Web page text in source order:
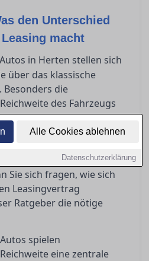
Alle Cookies ablehnen
Datenschutzerklärung
den Unterschied
macht
in Herten stellen sich
über das klassische
Besonders die
des Fahrzeugs
geregelt sein. Zudem
und besondere
die gut verstanden
Sie sich fragen, wie sich
Leasingvertrag
Ratgeber die nötige
spielen
eine zentrale